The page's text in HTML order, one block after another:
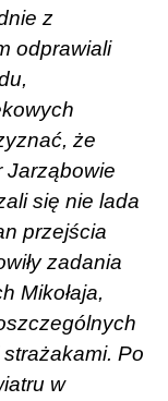
z
odprawiali
że
Jarząbowie
się nie lada
przejścia
zadania
Mikołaja,
Po
w